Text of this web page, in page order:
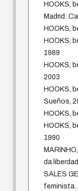
HOOKS,
Madrid:
HOOKS,
HOOKS,
1989
HOOKS,
2003
HOOKS,
Sueños,
HOOKS,
HOOKS,
1990
da
SALES
feminista.